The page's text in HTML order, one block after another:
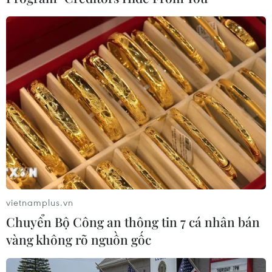
Bạn nên lựa chọn loại kem nền có chất mỏng
nhẹ, độ che phủ tốt và có khả năng kiềm dầu để
mang lại nền da sáng mịn nhưng không làm
mất đi vẻ tự nhiên và tinh khôi của da thật.
Đặc biệt, một loại kem nền với màu tối hơn một
tông sẽ là sự lựa chọn lý tưởng cho những cô
nàng theo đuổi hiệu ứng làn da rám nắng
quyến rũ.
vietnamplus.vn
Chuyển Bộ Công an thông tin 7 cá nhân bán
vàng không rõ nguồn gốc